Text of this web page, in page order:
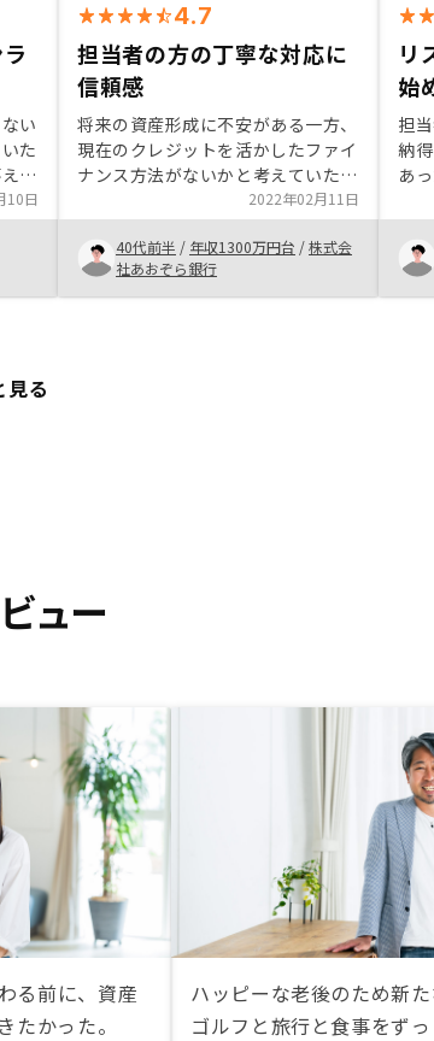
い
た
て
す
す
い
型
で
今
前
10日
4.7
担当者の方の丁寧な対応に
信頼感
将来の資産形成に不安がある一方、
現在のクレジットを活かしたファイ
ナンス方法がないかと考えていた。
太陽光発電も検討したが、国の制度
の変化に影響を受けるとこを考慮し
敬遠。不動産投資は歴史が古く日本
にも根付いている投資手段と判断し
購入に踏み切った。 担当してくだ
2022年02月11日
40代前半 / 年収1300万円台 /株式会
社あおぞら銀行
リ
始
担
納
あ
べ
さ
に
入
た
見る
ュー
る前に、資産
たかった。
ハッピーな老後のため新た
ゴルフと旅行と食事をず